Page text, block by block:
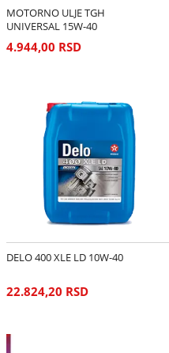
MOTORNO ULJE TGH
UNIVERSAL 15W-40
4.944,00 RSD
DELO 400 XLE LD 10W-40
22.824,20 RSD